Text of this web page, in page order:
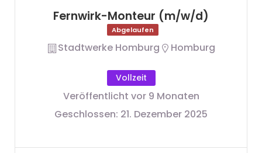
Fernwirk-Monteur (m/w/d)
Abgelaufen
Stadtwerke Homburg Homburg
Vollzeit
Veröffentlicht vor 9 Monaten
Geschlossen: 21. Dezember 2025